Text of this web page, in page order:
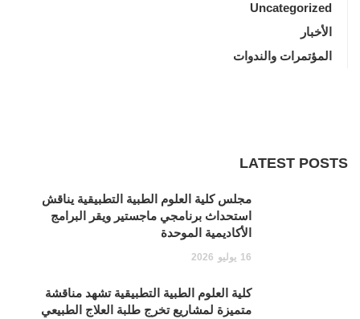
Uncategorized
الأخبار
المؤتمرات والندوات
LATEST POSTS
مجلس كلية العلوم الطبية التطبيقية يناقش
استحداث برنامجي ماجستير ويقر البرامج
الأكاديمية الموحدة
16 يوليو 2026
كلية العلوم الطبية التطبيقية تشهد مناقشة
متميزة لمشاريع تخرج طلبة العلاج الطبيعي